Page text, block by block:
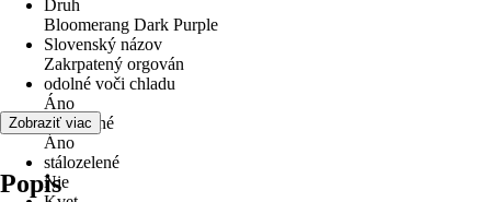
Druh
Bloomerang Dark Purple
Slovenský názov
Zakrpatený orgován
odolné voči chladu
Áno
Viacročné
Áno
stálozelené
Nie
Zobraziť viac
Popis